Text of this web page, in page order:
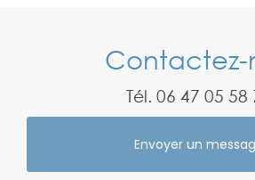
Contactez-
Tél. 06 47 05 58
Envoyer un